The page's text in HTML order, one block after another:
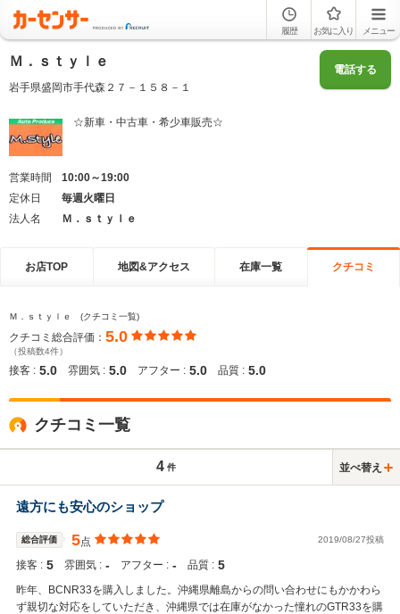
履歴 お気に入り メニュー
Ｍ．ｓｔｙｌｅ
岩手県盛岡市手代森２７－１５８－１
電話する
☆新車・中古車・希少車販売☆
営業時間
10:00～19:00
定休日
毎週火曜日
法人名
Ｍ．ｓｔｙｌｅ
お店TOP 地図&アクセス 在庫一覧 クチコミ
Ｍ．ｓｔｙｌｅ (クチコミ一覧)
クチコミ総合評価： 5.0
（投稿数4件）
接客 : 5.0 雰囲気 : 5.0 アフター : 5.0 品質 : 5.0
クチコミ一覧
4 件 並べ替え
遠方にも安心のショップ
総合評価 5点 2019/08/27投稿
接客 : 5 雰囲気 : ‐ アフター : ‐ 品質 : 5
昨年、BCNR33を購入しました。沖縄県離島からの問い合わせにもかかわら
ず親切な対応をしていただき、沖縄県では在庫がなかった憧れのGTR33を購